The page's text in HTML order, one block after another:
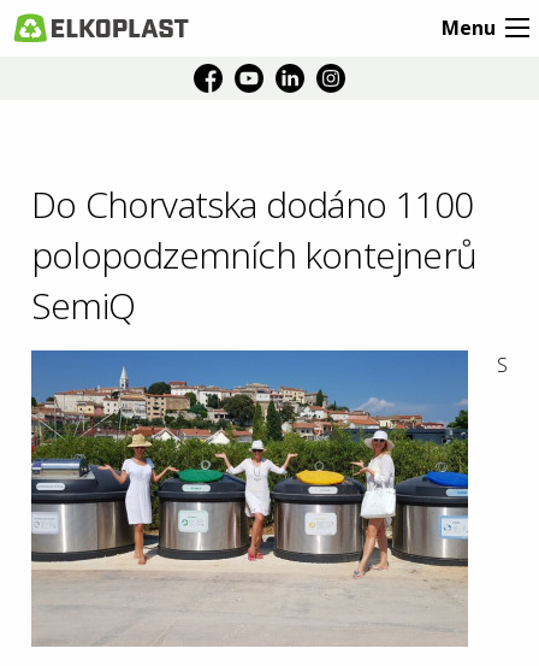
Menu
Do Chorvatska dodáno 1100
polopodzemních kontejnerů
SemiQ
S